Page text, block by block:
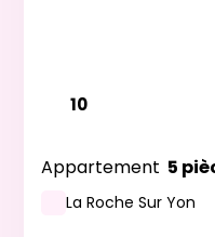
10
Appartement 5
La Roche Sur Yon